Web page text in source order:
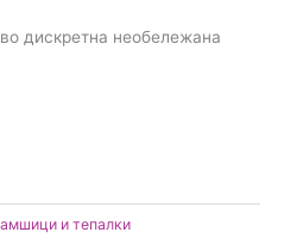
дискретна необележана
и тепалки